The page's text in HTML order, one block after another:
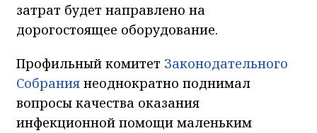
затрат будет направлено на
дорогостоящее оборудование.
Профильный комитет Законодательного
Собрания неоднократно поднимал
вопросы качества оказания
инфекционной помощи маленьким